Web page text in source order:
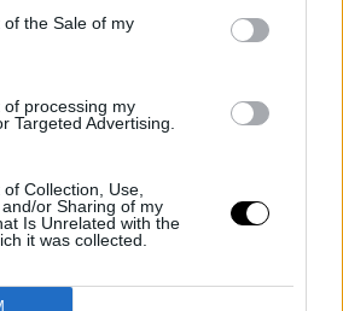
the Sale of my
processing my
Targeted Advertising.
Collection, Use,
or Sharing of my
Is Unrelated with the
it was collected.
πρέπει βγαίνει έξω. Και δεν υπάρχει
ξοδέψεις, επειδή ο άντρας πληρώνει».